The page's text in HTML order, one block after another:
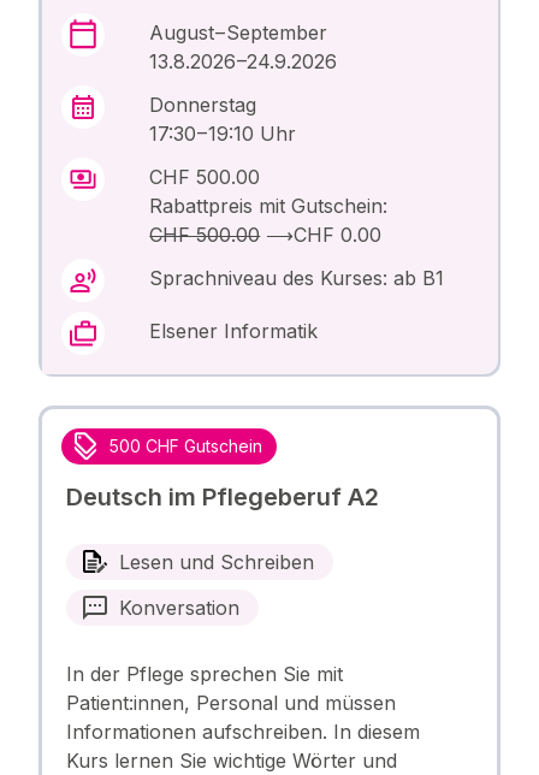
August – September
13.8.2026 –24.9.2026
Donnerstag
17:30 – 19:10 Uhr
CHF 500.00
Rabattpreis mit Gutschein:
CHF 500.00⟶CHF 0.00
Sprachniveau des Kurses: ab B1
Elsener Informatik
500 CHF Gutschein
Deutsch im Pflegeberuf A2
Lesen und Schreiben
Konversation
In der Pflege sprechen Sie mit
Patient:innen, Personal und müssen
Informationen aufschreiben. In diesem
Kurs lernen Sie wichtige Wörter und